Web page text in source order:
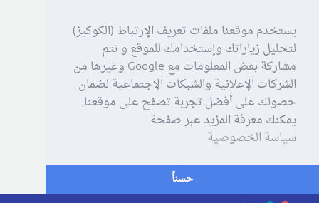
يستخدم موقعنا ملفات تعريف الإرتباط (الكوكيز)
لتحليل زياراتك وإستخدامك للموقع و تتم
مشاركة بعض المعلومات مع Google وغيرها من
الشركات الإعلانية والشبكات الإجتماعية لضمان
حصولك على أفضل تجربة تصفح على موقعنا,
يمكنك معرفة المزيد عبر صفحة
سياسة الخصوصية
حسناً